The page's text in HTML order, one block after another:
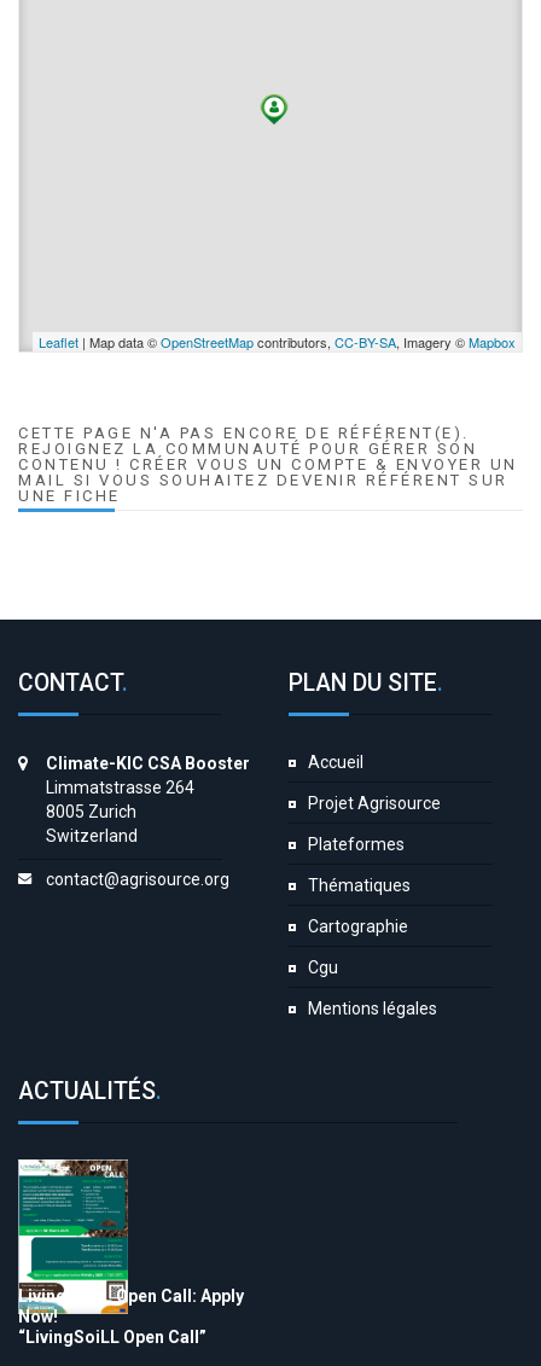
Leaflet | Map data ©OpenStreetMapcontributors, CC-BY-SA, Imagery ©Mapbox
CETTE PAGE N'A PAS ENCORE DE RÉFÉRENT(E).
REJOIGNEZ LA COMMUNAUTÉ POUR GÉRER SON
CONTENU ! CRÉER VOUS UN COMPTE & ENVOYER UN
MAIL SI VOUS SOUHAITEZ DEVENIR RÉFÉRENT SUR
UNE FICHE
CONTACT.
Climate-KIC CSA Booster
Limmatstrasse 264
8005 Zurich
Switzerland
contact@agrisource.org
PLAN DU SITE.
Accueil
Projet Agrisource
Plateformes
Thématiques
Cartographie
Cgu
Mentions légales
ACTUALITÉS.
LivingSoiLL Open Call: Apply
Now!
“LivingSoiLL Open Call”